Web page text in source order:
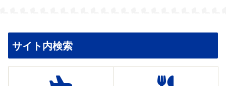
サイト内検索